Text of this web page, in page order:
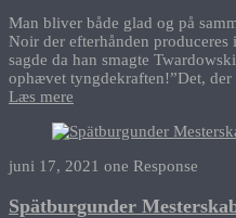
Man bliver både glad og på
Noir der efterhånden
sagde da han smagte
ophævet tyngdekraften!”Det, der
Læs mere
juni 17, 2021 one Response
Spätburgunder